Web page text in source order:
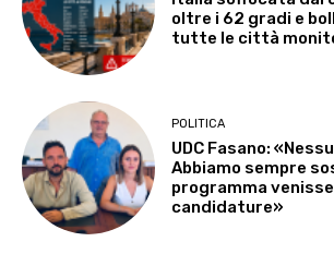
oltre i 62 gradi e
tutte le città
POLITICA
UDC Fasano:
Abbiamo sempre
programma
candidature»